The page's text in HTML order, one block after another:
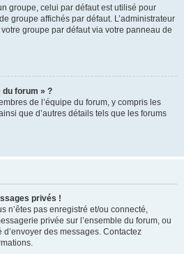
groupe, celui par défaut est utilisé pour
groupe affichés par défaut. L’administrateur
groupe par défaut via votre panneau de
du forum » ?
de l’équipe du forum, y compris les
que d’autres détails tels que les forums
privés !
n’êtes pas enregistré et/ou connecté,
privée sur l’ensemble du forum, ou
d’envoyer des messages. Contactez